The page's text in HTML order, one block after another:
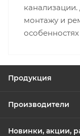
монтажу и
Продукция
Производители
Новинки, акции,